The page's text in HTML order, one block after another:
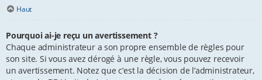
Haut
Pourquoi ai-je reçu un avertissement ?
Chaque administrateur a son propre ensemble de règles pour
son site. Si vous avez dérogé à une règle, vous pouvez recevoir
un avertissement. Notez que c’est la décision de l’administrateur,